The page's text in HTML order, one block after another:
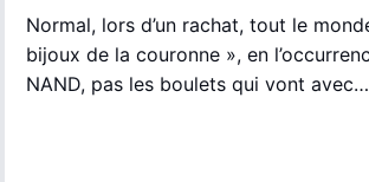
Normal, lors d’un rachat, tout le
bijoux de la couronne », en
NAND, pas les boulets qui vont avec…